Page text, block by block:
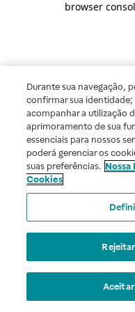
browser
Durante sua navegação,
confirmar sua identidade;
acompanhar a utilização
aprimoramento de sua
essenciais para nossos
poderá gerenciar os
suas preferências.
Cookies